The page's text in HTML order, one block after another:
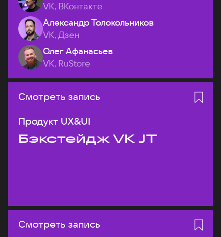
VK, ВКонтакте
Александр Толокольников
VK, Дзен
Олег Афанасьев
VK, RuStore
Смотреть запись
Продукт UX&UI
Бэкстейдж VK JT
Смотреть запись